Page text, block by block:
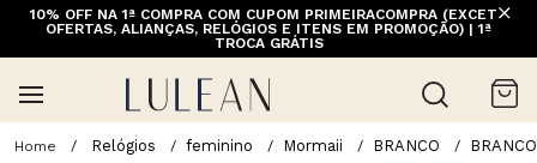
10% OFF NA 1ª COMPRA COM CUPOM PRIMEIRACOMPRA (EXCETO
OFERTAS, ALIANÇAS, RELÓGIOS E ITENS EM PROMOÇÃO) | 1ª
TROCA GRÁTIS
Relógios feminino Mormaii BRANCO BRANCO